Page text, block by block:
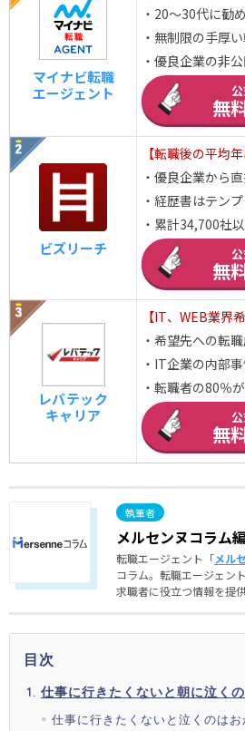
マイナビ転職
エージェント
・20～30代に勧
・無制限の手厚
・優良企業の非
無
ビズリーチ
【転職後の平均
・優良企業から
・経歴書はテン
・累計34,700社
無
レバテック
キャリア
【IT、WEB業界
・希望先への転
・IT企業の内部
・転職者の80％
無
メルセンヌコラム
転職エージェント「メル
コラム。転職エージェン
求職者に役立つ情報を提
目次
仕事に行きたくないと朝に泣く
仕事に行きたくないと泣くのは